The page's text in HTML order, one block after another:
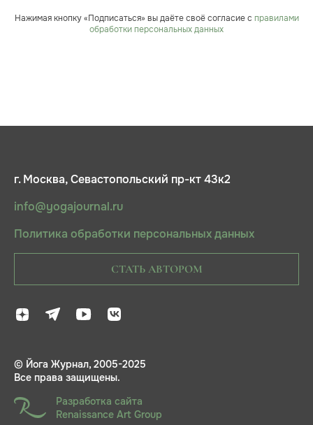
Нажимая кнопку «Подписаться» вы даёте своё согласие с правилами
обработки персональных данных
г. Москва, Севастопольский пр-кт 43к2
info@yogajournal.ru
Политика обработки персональных данных
СТАТЬ АВТОРОМ
© Йога Журнал, 2005-2025
Все права защищены.
Разработка сайта
Renaissance Art Group